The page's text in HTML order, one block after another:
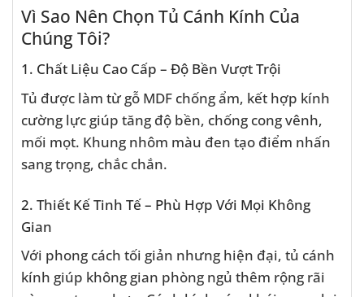
Vì Sao Nên Chọn Tủ Cánh Kính Của
Chúng Tôi?
1. Chất Liệu Cao Cấp – Độ Bền Vượt Trội
Tủ được làm từ gỗ MDF chống ẩm, kết hợp kính
cường lực giúp tăng độ bền, chống cong vênh,
mối mọt. Khung nhôm màu đen tạo điểm nhấn
sang trọng, chắc chắn.
2. Thiết Kế Tinh Tế – Phù Hợp Với Mọi Không
Gian
Với phong cách tối giản nhưng hiện đại, tủ cánh
kính giúp không gian phòng ngủ thêm rộng rãi